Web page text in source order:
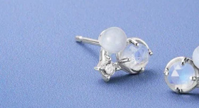
ブランド
カテゴリー